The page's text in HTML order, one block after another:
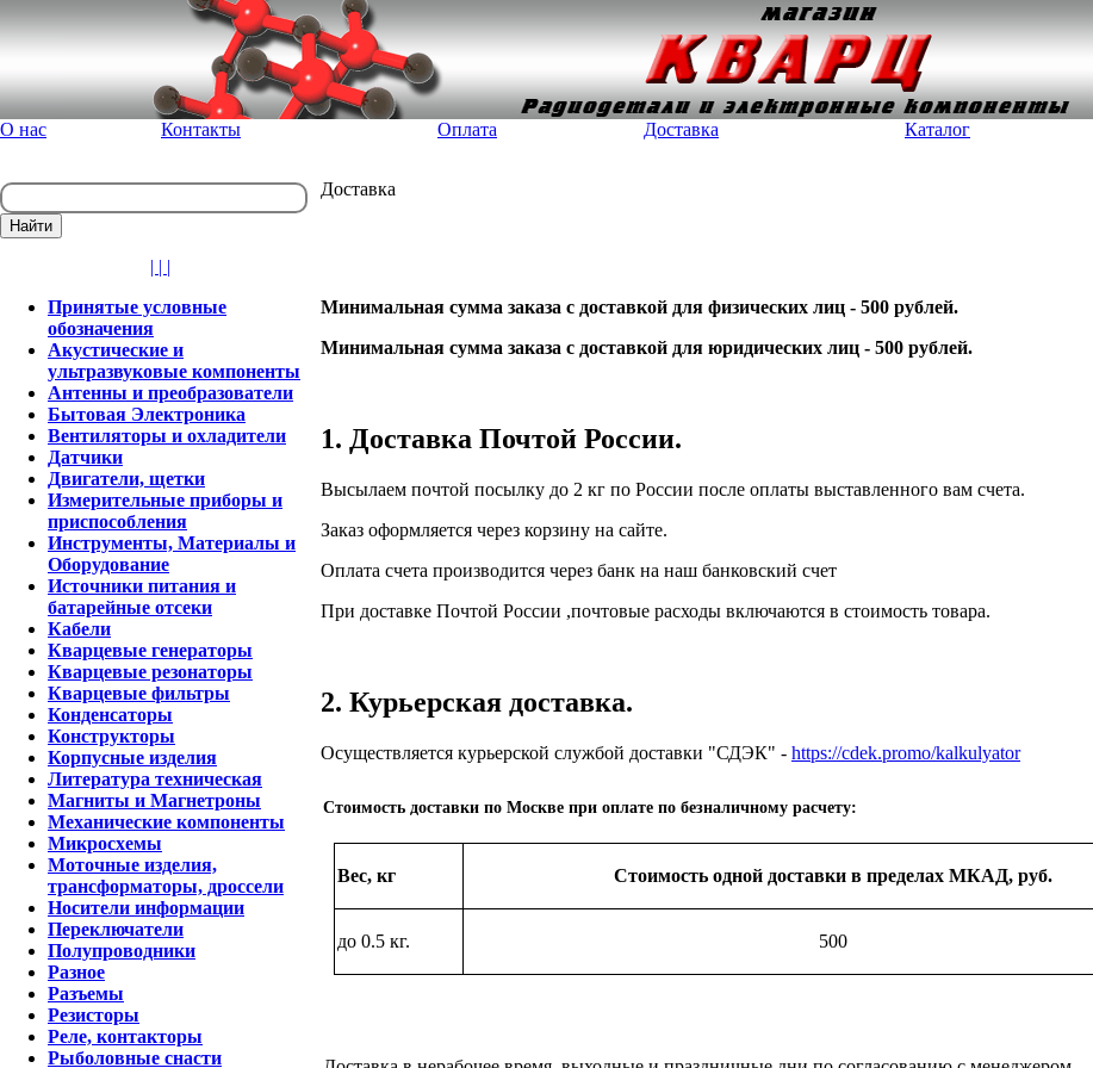
О нас Контакты Оплата Доставка Каталог
Доставка
| | |
Принятые условные
обозначения
Акустические и
ультразвуковые компоненты
Антенны и преобразователи
Бытовая Электроника
Вентиляторы и охладители
Датчики
Двигатели, щетки
Измерительные приборы и
приспособления
Инструменты, Материалы и
Оборудование
Источники питания и
батарейные отсеки
Кабели
Кварцевые генераторы
Кварцевые резонаторы
Кварцевые фильтры
Конденсаторы
Конструкторы
Корпусные изделия
Литература техническая
Магниты и Магнетроны
Механические компоненты
Микросхемы
Моточные изделия,
трансформаторы, дроссели
Носители информации
Переключатели
Полупроводники
Разное
Разъемы
Резисторы
Реле, контакторы
Рыболовные снасти
Минимальная сумма заказа c доставкой для физических лиц - 500 рублей.
Минимальная сумма заказа c доставкой для юридических лиц - 500 рублей.
1. Доставка Почтой России.
Высылаем почтой посылку до 2 кг по России после оплаты выставленного вам счета.
Заказ оформляется через корзину на сайте.
Оплата счета производится через банк на наш банковский счет
При доставке Почтой России ,почтовые расходы включаются в стоимость товара.
2. Курьерская доставка.
Осуществляется курьерской службой доставки "СДЭК" - https://cdek.promo/kalkulyator
Стоимость доставки по Москве при оплате по безналичному расчету:
Вес, кг Стоимость одной доставки в пределах МКАД, руб.
до 0.5 кг. 500